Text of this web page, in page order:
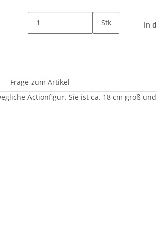
Stk In
Frage zum Artikel
Actionfigur. Sie ist ca. 18 cm groß